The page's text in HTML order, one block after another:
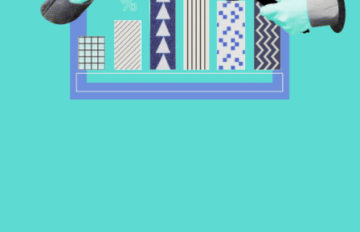
Tudo que você precisa saber para conhecer o seu
mercado de forma mais aprofundada.
BAIXE GRÁTIS